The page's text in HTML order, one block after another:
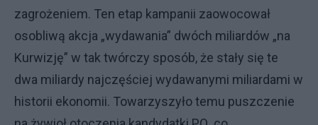
zagrożeniem. Ten etap kampanii zaowocował
osobliwą akcja „wydawania” dwóch miliardów „na
Kurwizję” w tak twórczy sposób, że stały się te
dwa miliardy najczęściej wydawanymi miliardami w
historii ekonomii. Towarzyszyło temu puszczenie